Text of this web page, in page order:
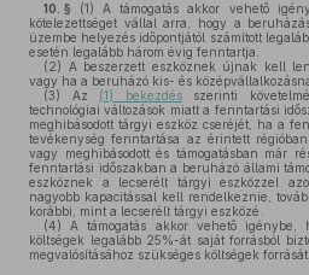
10. § (1) A támogatás akkor vehető
kötelezettséget vállal arra, hogy a
üzembe helyezés időpontjától számított
esetén legalább három évig fenntartja.
(2) A beszerzett eszköznek újnak kell
vagy ha a beruházó kis- és
(3) Az (1) bekezdésszerinti
technológiai változások miatt a fenntartási
meghibásodott tárgyi eszköz cseréjét, ha a
tevékenység fenntartása az érintett
vagy meghibásodott és támogatásban már
fenntartási időszakban a beruházó állami
eszköznek a lecserélt tárgyi eszközzel
nagyobb kapacitással kell rendelkeznie,
korábbi, mint a lecserélt tárgyi eszközé.
(4) A támogatás akkor vehető igénybe,
költségek legalább 25%-át saját forrásból
megvalósításához szükséges költségek